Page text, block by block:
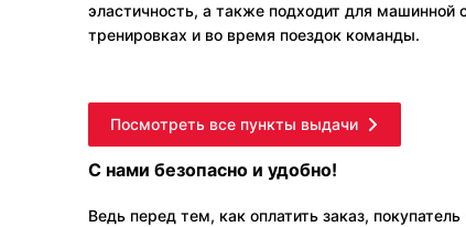
эластичность, а также подходит для машинной
тренировках и во время поездок команды.
Посмотреть все пункты выдачи
С нами безопасно и удобно!
Ведь перед тем, как оплатить заказ,